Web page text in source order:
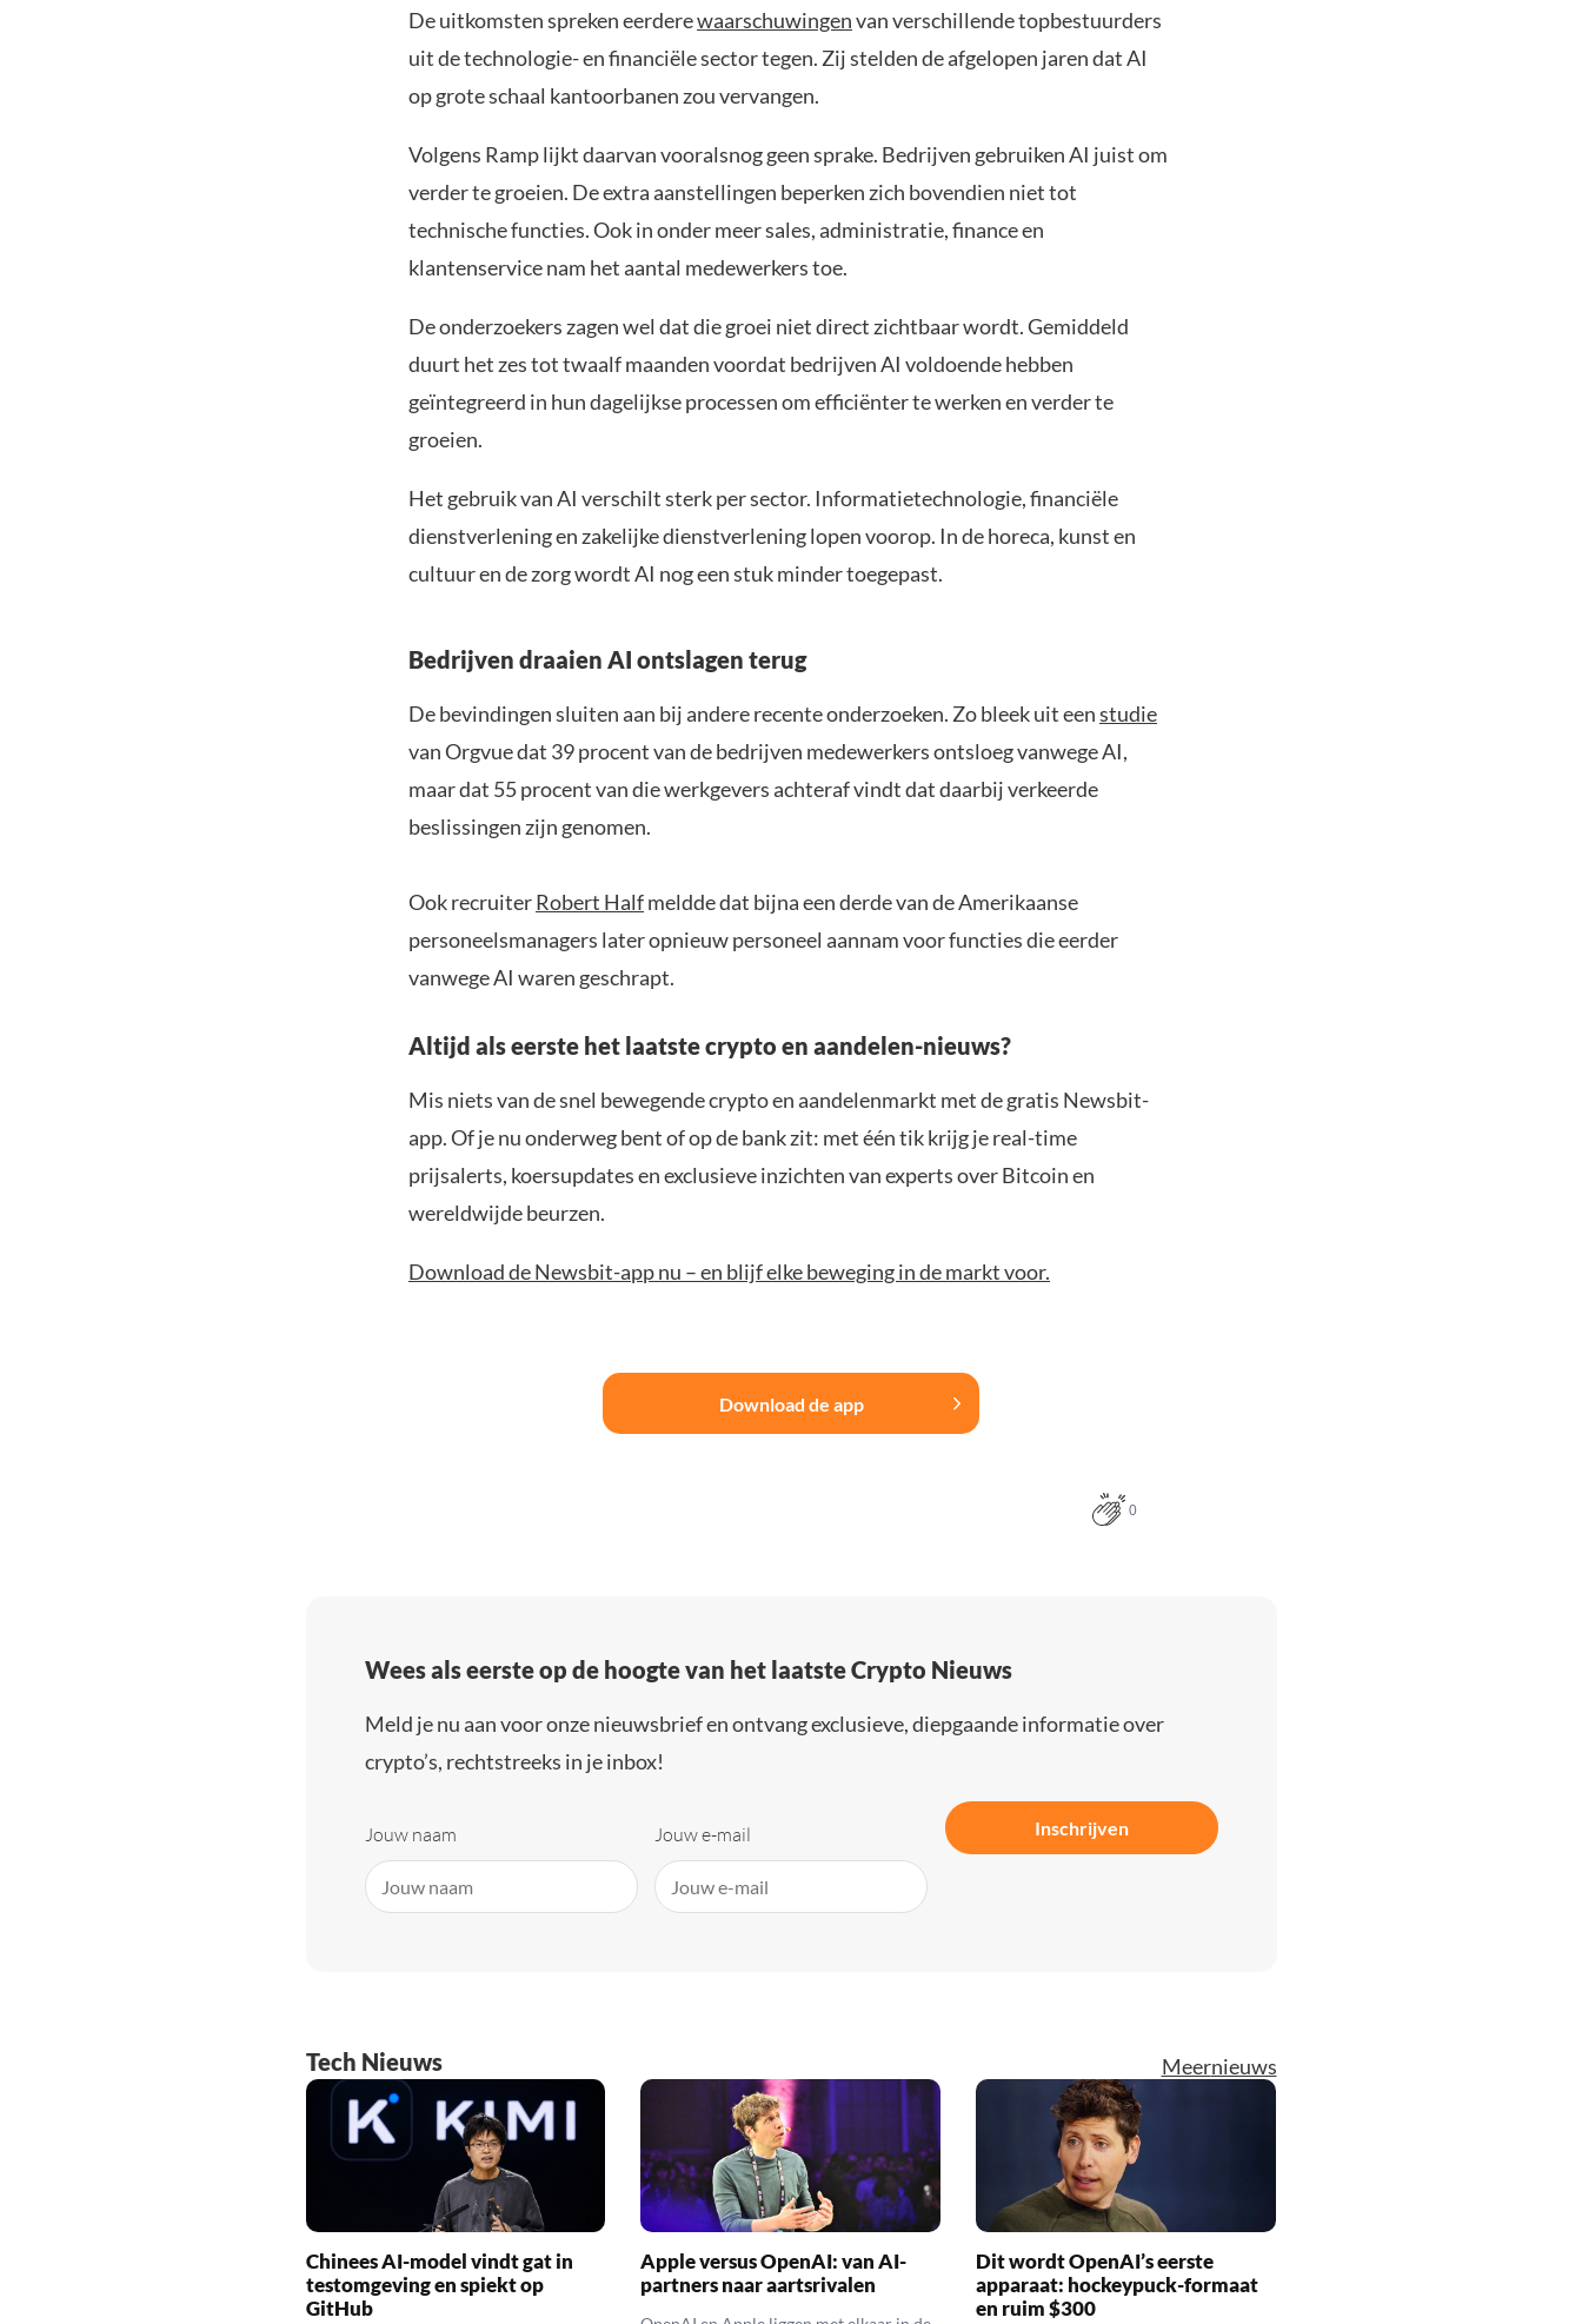
De uitkomsten spreken eerderewaarschuwingenvan verschillende topbestuurders
uit de technologie- en financiële sector tegen. Zij stelden de afgelopen jaren dat AI
op grote schaal kantoorbanen zou vervangen.
Volgens Ramp lijkt daarvan vooralsnog geen sprake. Bedrijven gebruiken AI juist om
verder te groeien. De extra aanstellingen beperken zich bovendien niet tot
technische functies. Ook in onder meer sales, administratie, finance en
klantenservice nam het aantal medewerkers toe.
De onderzoekers zagen wel dat die groei niet direct zichtbaar wordt. Gemiddeld
duurt het zes tot twaalf maanden voordat bedrijven AI voldoende hebben
geïntegreerd in hun dagelijkse processen om efficiënter te werken en verder te
groeien.
Het gebruik van AI verschilt sterk per sector. Informatietechnologie, financiële
dienstverlening en zakelijke dienstverlening lopen voorop. In de horeca, kunst en
cultuur en de zorg wordt AI nog een stuk minder toegepast.
Bedrijven draaien AI ontslagen terug
De bevindingen sluiten aan bij andere recente onderzoeken. Zo bleek uit eenstudie
van Orgvue dat 39 procent van de bedrijven medewerkers ontsloeg vanwege AI,
maar dat 55 procent van die werkgevers achteraf vindt dat daarbij verkeerde
beslissingen zijn genomen.
Ook recruiterRobert Halfmeldde dat bijna een derde van de Amerikaanse
personeelsmanagers later opnieuw personeel aannam voor functies die eerder
vanwege AI waren geschrapt.
Altijd als eerste het laatste crypto en aandelen-nieuws?
Mis niets van de snel bewegende crypto en aandelenmarkt met de gratis Newsbit-
app. Of je nu onderweg bent of op de bank zit: met één tik krijg je real-time
prijsalerts, koersupdates en exclusieve inzichten van experts over Bitcoin en
wereldwijde beurzen.
Download de Newsbit-app nu – en blijf elke beweging in de markt voor.
Download de app
0
Wees als eerste op de hoogte van het laatste Crypto Nieuws
Meld je nu aan voor onze nieuwsbrief en ontvang exclusieve, diepgaande informatie over
crypto’s, rechtstreeks in je inbox!
Jouw naam Jouw e-mail Inschrijven
Tech Nieuws Meernieuws
Chinees AI-model vindt gat in
testomgeving en spiekt op
GitHub
Apple versus OpenAI: van AI-
partners naar aartsrivalen
Dit wordt OpenAI’s eerste
apparaat: hockeypuck-formaat
en ruim $300